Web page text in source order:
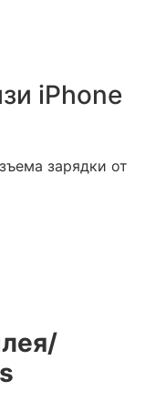
iPhone
зарядки от